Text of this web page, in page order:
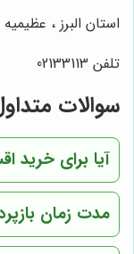
استان البرز ، عظیمیه ، بلوار ۴۵ متری
تلفن 02133113
سوالات
آیا برای خرید
مدت زمان